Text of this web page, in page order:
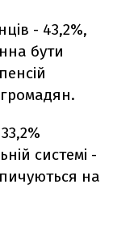
- 43,2%,
бути
системі -
на